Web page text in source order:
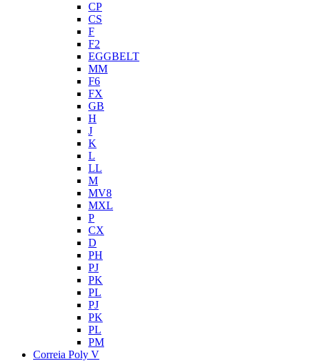
CP
CS
F
F2
EGGBELT
MM
F6
FX
GB
H
J
K
L
LL
M
MV8
MXL
P
CX
D
PH
PJ
PK
PL
PJ
PK
PL
PM
Correia Poly V